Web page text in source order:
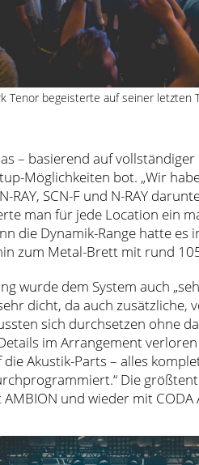
Tenor begeisterte auf seiner letzten
– basierend auf
Möglichkeiten bot. „Wir
SCN-F und N-RAY
man für jede Location ein
die Dynamik-Range hatte es
zum Metal-Brett mit rund
wurde dem System auch
dicht, da auch zusätzliche,
sich durchsetzen ohne
im Arrangement
die Akustik-Parts – alles
Die
und wieder mit CODA